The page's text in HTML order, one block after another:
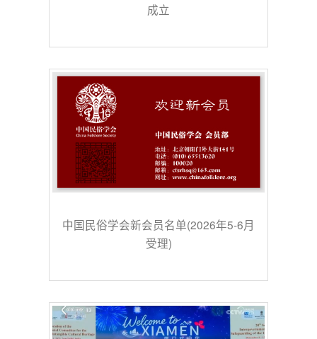
成立
中国民俗学会新会员名单(2026年5-6月
受理)